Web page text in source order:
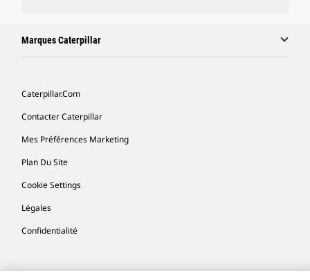
Marques Caterpillar
Caterpillar.com
Contacter Caterpillar
Mes Préférences Marketing
Plan Du Site
Cookie Settings
Légales
Confidentialité
Europe - Français© 2026 Caterpillar. Tous droits réservés.